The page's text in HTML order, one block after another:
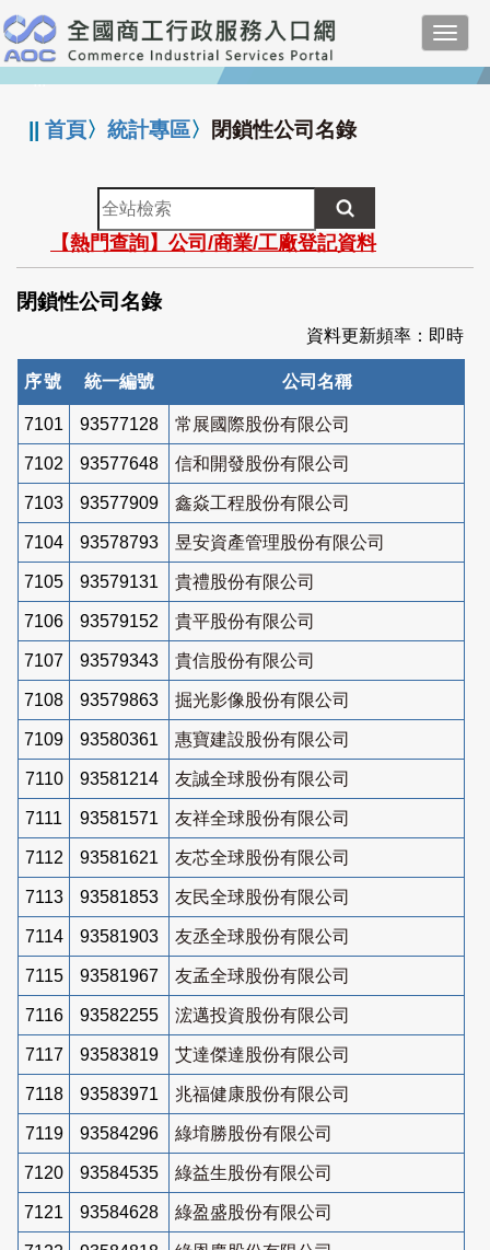
跳
到
主
要
:::
||首頁〉統計專區〉 閉鎖性公司名錄
全
站
檢
索
【熱門查詢】公司/商業/工廠登記資料
閉鎖性公司名錄
資料更新頻率：即時
序號 統一編號 公司名稱
7101 93577128 常展國際股份有限公司
7102 93577648 信和開發股份有限公司
7103 93577909 鑫焱工程股份有限公司
7104 93578793 昱安資產管理股份有限公司
7105 93579131 貴禮股份有限公司
7106 93579152 貴平股份有限公司
7107 93579343 貴信股份有限公司
7108 93579863 掘光影像股份有限公司
7109 93580361 惠寶建設股份有限公司
7110 93581214 友誠全球股份有限公司
7111 93581571 友祥全球股份有限公司
7112 93581621 友芯全球股份有限公司
7113 93581853 友民全球股份有限公司
7114 93581903 友丞全球股份有限公司
7115 93581967 友孟全球股份有限公司
7116 93582255 浤邁投資股份有限公司
7117 93583819 艾達傑達股份有限公司
7118 93583971 兆福健康股份有限公司
7119 93584296 綠堉勝股份有限公司
7120 93584535 綠益生股份有限公司
7121 93584628 綠盈盛股份有限公司